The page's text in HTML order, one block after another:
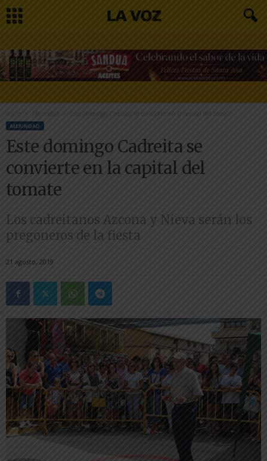
Inicio Este domingo Cadreita se convierte en la capital del tomate
MERINDAD
Este domingo Cadreita se
convierte en la capital del
tomate
Los cadreitanos Azcona y Nieva serán los
pregoneros de la fiesta
21 agosto, 2019